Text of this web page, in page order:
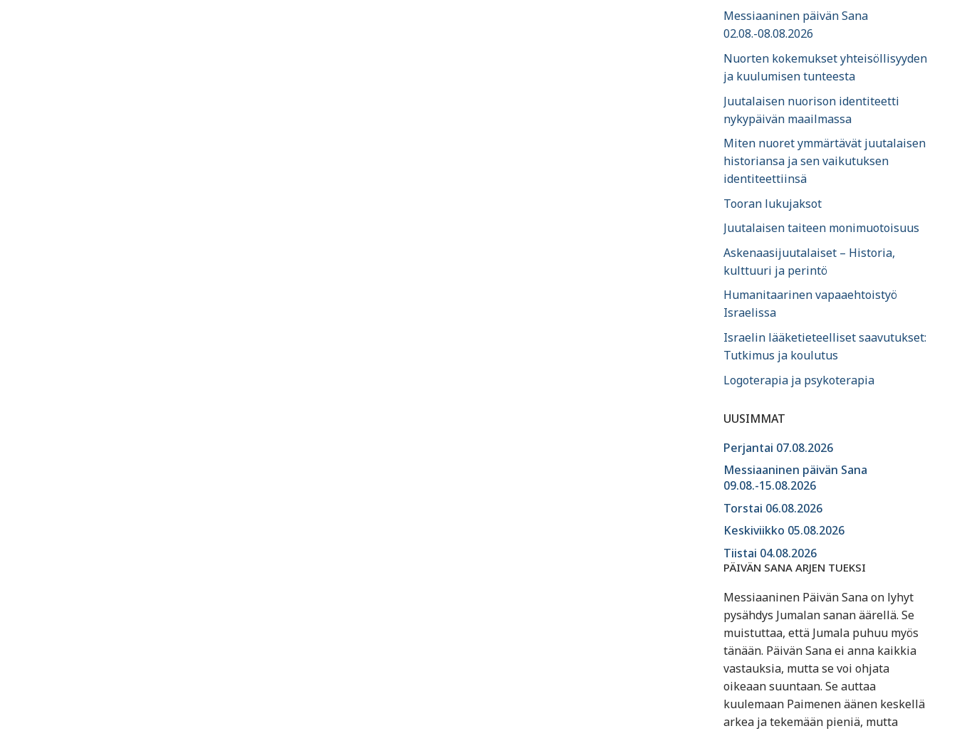
Messiaaninen päivän Sana
02.08.-08.08.2026
Nuorten kokemukset yhteisöllisyyden
ja kuulumisen tunteesta
Juutalaisen nuorison identiteetti
nykypäivän maailmassa
Miten nuoret ymmärtävät juutalaisen
historiansa ja sen vaikutuksen
identiteettiinsä
Tooran lukujaksot
Juutalaisen taiteen monimuotoisuus
Askenaasijuutalaiset – Historia,
kulttuuri ja perintö
Humanitaarinen vapaaehtoistyö
Israelissa
Israelin lääketieteelliset saavutukset:
Tutkimus ja koulutus
Logoterapia ja psykoterapia
UUSIMMAT
Perjantai 07.08.2026
Messiaaninen päivän Sana
09.08.-15.08.2026
Torstai 06.08.2026
Keskiviikko 05.08.2026
Tiistai 04.08.2026
PÄIVÄN SANA ARJEN TUEKSI
Messiaaninen Päivän Sana on lyhyt
pysähdys Jumalan sanan äärellä. Se
muistuttaa, että Jumala puhuu myös
tänään. Päivän Sana ei anna kaikkia
vastauksia, mutta se voi ohjata
oikeaan suuntaan. Se auttaa
kuulemaan Paimenen äänen keskellä
arkea ja tekemään pieniä, mutta